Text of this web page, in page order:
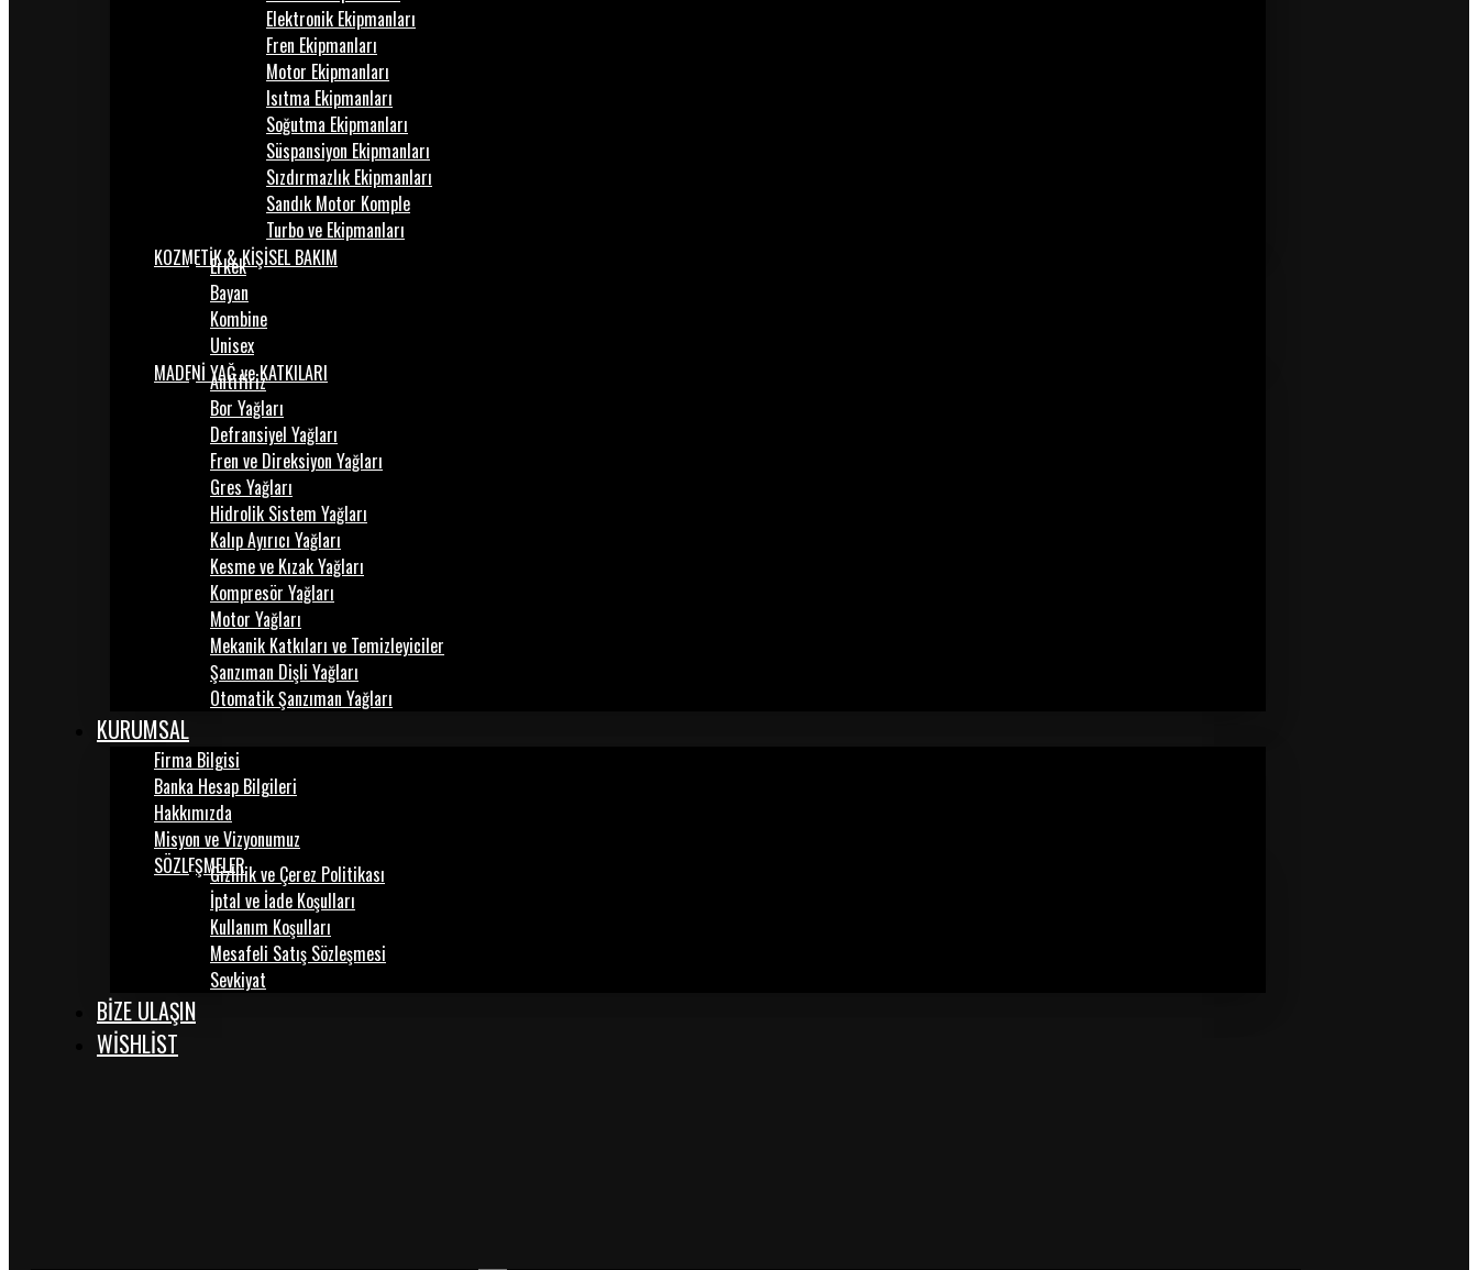
Elektronik Ekipmanları
Fren Ekipmanları
Motor Ekipmanları
Isıtma Ekipmanları
Soğutma Ekipmanları
Süspansiyon Ekipmanları
Sızdırmazlık Ekipmanları
Sandık Motor Komple
Turbo ve Ekipmanları
KOZMETİK & KİŞİSEL BAKIM
Erkek
Bayan
Kombine
Unisex
MADENİ YAĞ ve KATKILARI
Antifiriz
Bor Yağları
Defransiyel Yağları
Fren ve Direksiyon Yağları
Gres Yağları
Hidrolik Sistem Yağları
Kalıp Ayırıcı Yağları
Kesme ve Kızak Yağları
Kompresör Yağları
Motor Yağları
Mekanik Katkıları ve Temizleyiciler
Şanzıman Dişli Yağları
Otomatik Şanzıman Yağları
KURUMSAL
Firma Bilgisi
Banka Hesap Bilgileri
Hakkımızda
Misyon ve Vizyonumuz
SÖZLEŞMELERGizlilik ve Çerez Politikası
İptal ve İade Koşulları
Kullanım Koşulları
Mesafeli Satış Sözleşmesi
Sevkiyat
BİZE ULAŞIN
WISHLIST